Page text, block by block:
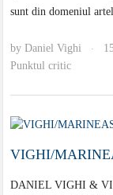
sunt din domeniul
byDaniel Vighi ·
Punktul critic
VIGHI/
DANIEL VIGHI &